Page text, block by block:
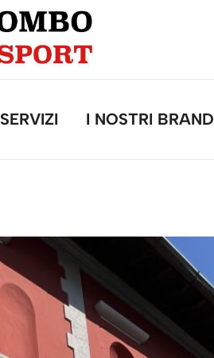
SERVIZI I NOSTRI BRAND